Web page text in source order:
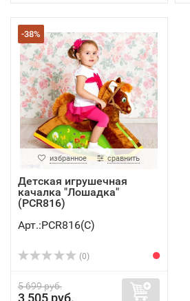
-38%
избранное сравнить
Детская игрушечная
качалка "Лошадка"
(PCR816)
Арт.:PCR816(C)
(0)
5 699 руб.